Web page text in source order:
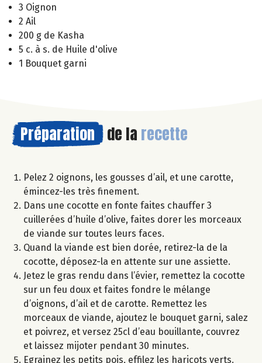
3 Oignon
2 Ail
200 g de Kasha
5 c. à s. de Huile d'olive
1 Bouquet garni
Préparation de la recette
Pelez 2 oignons, les gousses d’ail, et une carotte,
émincez-les très finement.
Dans une cocotte en fonte faites chauffer 3
cuillerées d’huile d’olive, faites dorer les morceaux
de viande sur toutes leurs faces.
Quand la viande est bien dorée, retirez-la de la
cocotte, déposez-la en attente sur une assiette.
Jetez le gras rendu dans l’évier, remettez la cocotte
sur un feu doux et faites fondre le mélange
d’oignons, d’ail et de carotte. Remettez les
morceaux de viande, ajoutez le bouquet garni, salez
et poivrez, et versez 25cl d’eau bouillante, couvrez
et laissez mijoter pendant 30 minutes.
Egrainez les petits pois, effilez les haricots verts.